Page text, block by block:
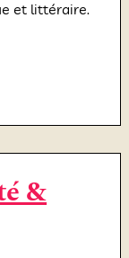
et littéraire.
&